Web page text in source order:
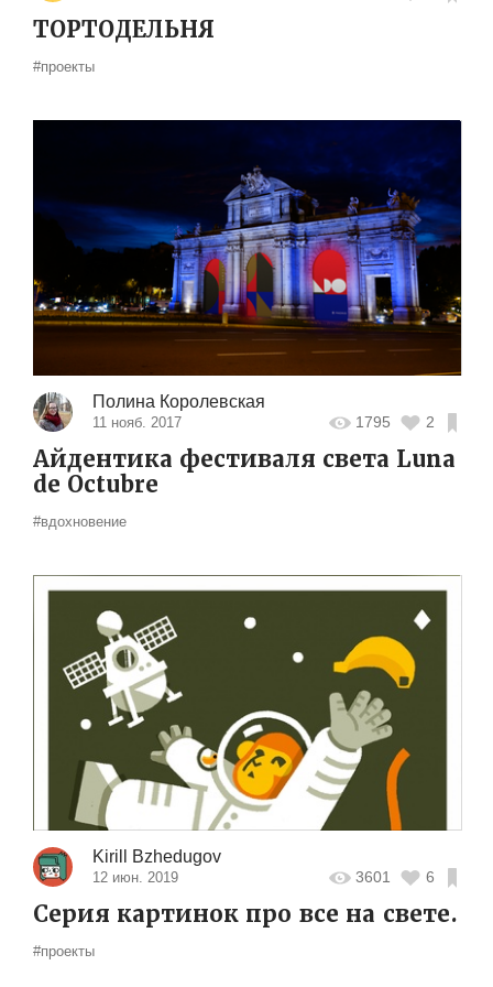
ТОРТОДЕЛЬНЯ
#проекты
Полина Королевская
11 нояб. 2017 1795 2
Айдентика фестиваля света Luna
de Octubre
#вдохновение
Kirill Bzhedugov
12 июн. 2019 3601 6
Серия картинок про все на свете.
#проекты